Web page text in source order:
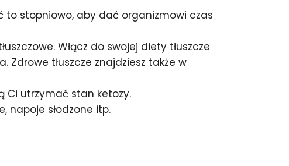
to stopniowo, aby dać organizmowi czas
Włącz do swojej diety tłuszcze
Zdrowe tłuszcze znajdziesz także w
Ci utrzymać stan ketozy.
napoje słodzone itp.